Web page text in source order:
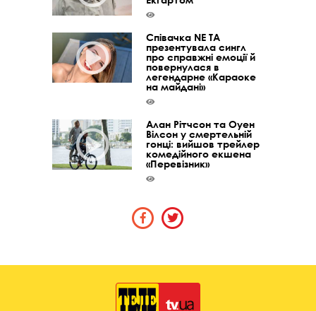
Співачка NE TA
презентувала сингл
про справжні емоції й
повернулася в
легендарне «Караоке
на майдані»
Алан Рітчсон та Оуен
Вілсон у смертельній
гонці: вийшов трейлер
комедійного екшена
«Перевізник»